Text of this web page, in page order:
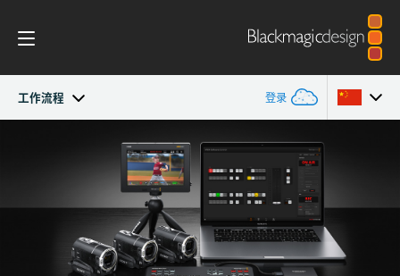
工作流程 登录
Argentina
Brazil